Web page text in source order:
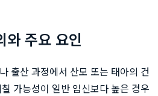
와 주요 요인
출산 과정에서 산모 또는 태아의 건
가능성이 일반 임신보다 높은 경우